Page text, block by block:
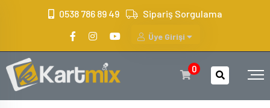
0538 786 89 49 Sipariş Sorgulama
Üye Girişi
0